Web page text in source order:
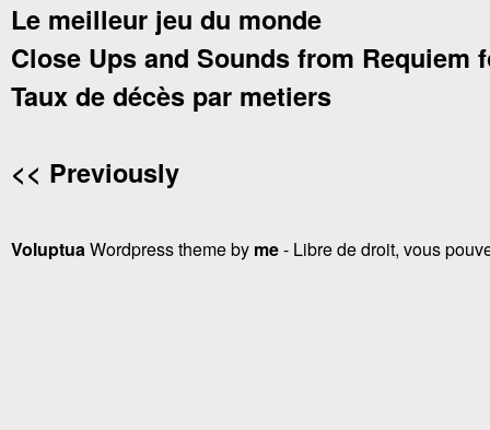
Le meilleur jeu du monde
Close Ups and Sounds from Requiem
Taux de décès par metiers
<< Previously
VoluptuaWordpress theme by me- Libre de droit, vous